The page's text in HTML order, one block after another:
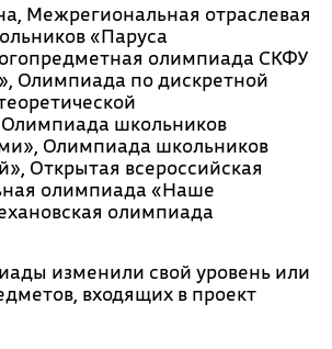
Межрегиональная отраслевая
«Паруса
олимпиада СКФУ
Олимпиада по дискретной
школьников
Олимпиада школьников
Открытая всероссийская
олимпиада «Наше
олимпиада
изменили свой уровень или
входящих в проект